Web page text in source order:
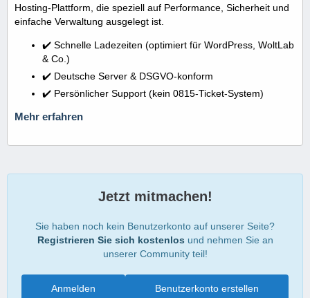
Hosting-Plattform, die speziell auf Performance, Sicherheit und
einfache Verwaltung ausgelegt ist.
✔️ Schnelle Ladezeiten (optimiert für WordPress, WoltLab
& Co.)
✔️ Deutsche Server & DSGVO-konform
✔️ Persönlicher Support (kein 0815-Ticket-System)
Mehr erfahren
Jetzt mitmachen!
Sie haben noch kein Benutzerkonto auf unserer Seite?
Registrieren Sie sich kostenlos und nehmen Sie an
unserer Community teil!
Benutzerkonto erstellen
Anmelden